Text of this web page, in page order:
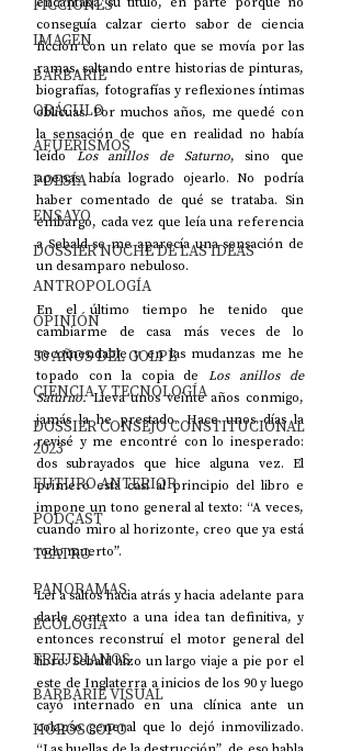
FICCIONES
IMAGEN
BARBARIE
ORÁCULO
AFUERISMOS
POESÍA
ENSAYO
DOSSIER NOCHE DE LAS IDEAS
ANTROPOLOGÍA
OPINIÓN
50 AÑOS DEL GOLPE
CIENCIA Y TECNOLOGÍA
DOSSIER CONSEJO CONSTITUCIONAL
2023
FUTURO ANTERIOR
PODCAST
TEATRO
PANORAMAS
ECOLOGÍA
FREUDIANOS
BARBARIE VISUAL
HORÓSCOPO
conseguía calzar cierto sabor de ciencia
ficción con un relato que se movía por las
ramas, saltando entre historias de pinturas,
biografías, fotografías y reflexiones íntimas
oblicuas. Por muchos años, me quedé con
la sensación de que en realidad no había
leído Los anillos de Saturno, sino que
apenas había logrado ojearlo. No podría
haber comentado de qué se trataba. Sin
embargo, cada vez que leía una referencia
a Sebald se me aparecía una sensación de
un desamparo nebuloso.
En el último tiempo he tenido que
cambiarme de casa más veces de lo
recomendable y en las mudanzas me he
topado con la copia de Los anillos de
Saturno. Lleva unos veinte años conmigo,
jamás la he prestado. Hace unos días la
revisé y me encontré con lo inesperado:
dos subrayados que hice alguna vez. El
primero está casi al principio del libro e
impone un tono general al texto: “A veces,
cuando miro al horizonte, creo que ya está
todo muerto”.
Leí a saltos hacia atrás y hacia adelante para
darle contexto a una idea tan definitiva, y
entonces reconstruí el motor general del
libro: Sebald hizo un largo viaje a pie por el
este de Inglaterra a inicios de los 90 y luego
cayó internado en una clínica ante un
colapso general que lo dejó inmovilizado.